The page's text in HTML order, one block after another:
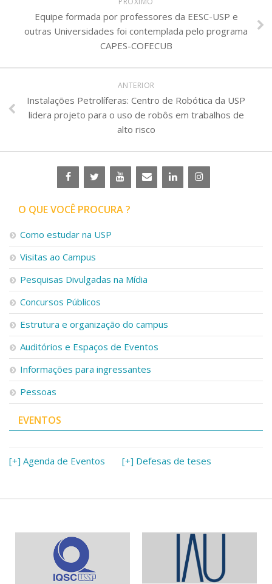
Equipe formada por professores da EESC-USP e
outras Universidades foi contemplada pelo programa
CAPES-COFECUB
ANTERIOR
Instalações Petrolíferas: Centro de Robótica da USP
lidera projeto para o uso de robôs em trabalhos de
alto risco
O QUE VOCÊ PROCURA ?
Como estudar na USP
Visitas ao Campus
Pesquisas Divulgadas na Mídia
Concursos Públicos
Estrutura e organização do campus
Auditórios e Espaços de Eventos
Informações para ingressantes
Pessoas
EVENTOS
[+] Agenda de Eventos [+] Defesas de teses